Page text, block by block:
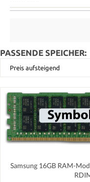
PASSENDE SPEICHER:
Samsung 16GB RAM-